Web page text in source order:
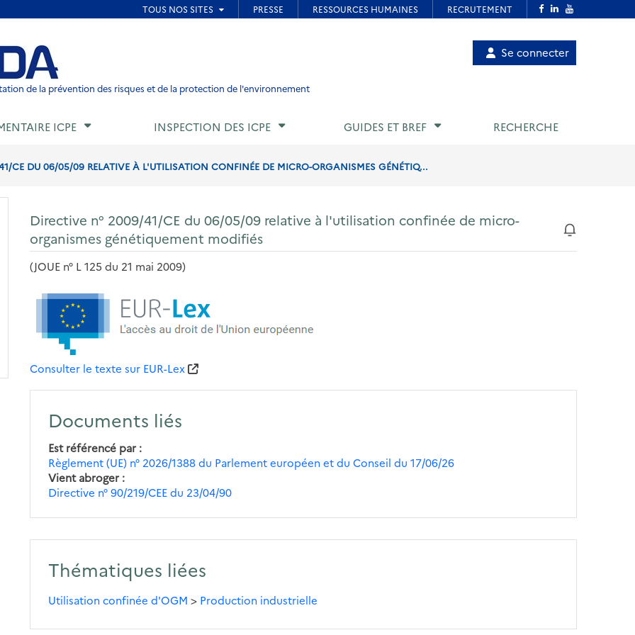
de page
de la prévention des risques et de la protection de l'environnement
Menu
utilisateur
Se connecter
ICPE INSPECTION DES ICPE GUIDES ET BREF RECHERCHE
CE DU 06/05/09 RELATIVE À L'UTILISATION CONFINÉE DE MICRO-ORGANISMES GÉNÉTIQ...
Directive n° 2009/41/CE du 06/05/09 relative à l'utilisation confinée de micro-
organismes génétiquement modifiés
(JOUE n° L 125 du 21 mai 2009)
Consulter le texte sur EUR-Lex
Documents liés
Est référencé par
Règlement (UE) n° 2026/1388 du Parlement européen et du Conseil du 17/06/26
Vient abroger
Directive n° 90/219/CEE du 23/04/90
Thématiques liées
Utilisation confinée d'OGM > Production industrielle